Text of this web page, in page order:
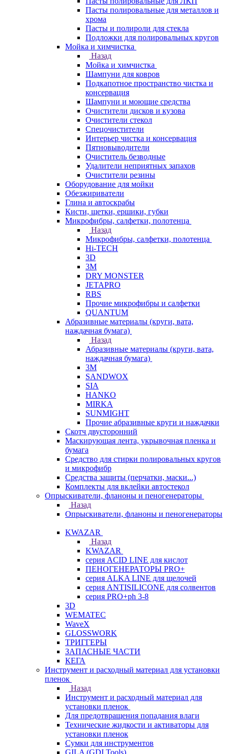
Пасты полировальные для металлов и
хрома
Пасты и полироли для стекла
Подложки для полировальных кругов
Мойка и химчистка
Назад
Мойка и химчистка
Шампуни для ковров
Подкапотное пространство чистка и
консервация
Шампуни и моющие средства
Очистители дисков и кузова
Очистители стекол
Спецочистители
Интерьер чистка и консервация
Пятновыводители
Очиститель безводные
Удалители неприятных запахов
Очистители резины
Оборудование для мойки
Обезжириватели
Глина и автоскрабы
Кисти, щетки, ершики, губки
Микрофибры, салфетки, полотенца
Назад
Микрофибры, салфетки, полотенца
Hi-TECH
3D
3М
DRY MONSTER
JETAPRO
RBS
Прочие микрофибры и салфетки
QUANTUM
Абразивные материалы (круги, вата,
наждачная бумага)
Назад
Абразивные материалы (круги, вата,
наждачная бумага)
3М
SANDWOX
SIA
HANKO
MIRKA
SUNMIGHT
Прочие абразивные круги и наждачки
Скотч двусторонний
Маскирующая лента, укрывочная пленка и
бумага
Средство для стирки полировальных кругов
и микрофибр
Средства защиты (перчатки, маски...)
Комплекты для вклейки автостекол
Опрыскиватели, фланоны и пеногенераторы
Назад
Опрыскиватели, фланоны и пеногенераторы
KWAZAR
Назад
KWAZAR
серия ACID LINE для кислот
ПЕНОГЕНЕРАТОРЫ PRO+
серия ALKA LINE для щелочей
серия ANTISILICONE для солвентов
серия PRO+ph 3-8
3D
WEMATEC
WaveX
GLOSSWORK
ТРИГГЕРЫ
ЗАПАСНЫЕ ЧАСТИ
КЕГА
Инструмент и расходный материал для установки
пленок
Назад
Инструмент и расходный материал для
установки пленок
Для предотвращения попадания влаги
Технические жидкости и активаторы для
установки пленок
Сумки для инструментов
GILA (GDI Tools)